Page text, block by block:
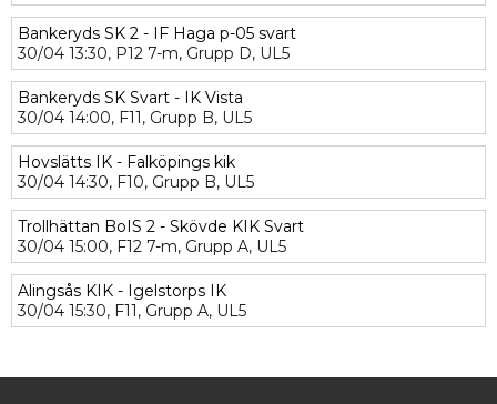
Bankeryds SK 2 - IF Haga p-05 svart
30/04 13:30, P12 7-m, Grupp D, UL5
Bankeryds SK Svart - IK Vista
30/04 14:00, F11, Grupp B, UL5
Hovslätts IK - Falköpings kik
30/04 14:30, F10, Grupp B, UL5
Trollhättan BoIS 2 - Skövde KIK Svart
30/04 15:00, F12 7-m, Grupp A, UL5
Alingsås KIK - Igelstorps IK
30/04 15:30, F11, Grupp A, UL5